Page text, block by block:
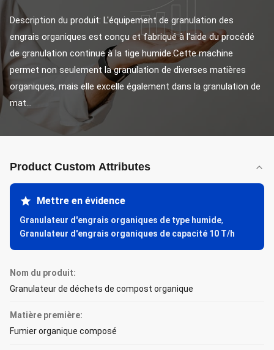
Description du produit: L'équipement de granulation des
engrais organiques est conçu et fabriqué à l'aide du procédé
de granulation continue à la tige humide.Cette machine
permet non seulement la granulation de diverses matières
organiques, mais elle excelle également dans la granulation de
mat...
Product Custom Attributes
Mettre en évidence
Granulateur d'engrais organiques de type humide,
Granulateur d'engrais organiques de capacité 10 T/h
Nom du produit:
Granulateur de déchets de compost organique
Matière première:
Fumier organique composé